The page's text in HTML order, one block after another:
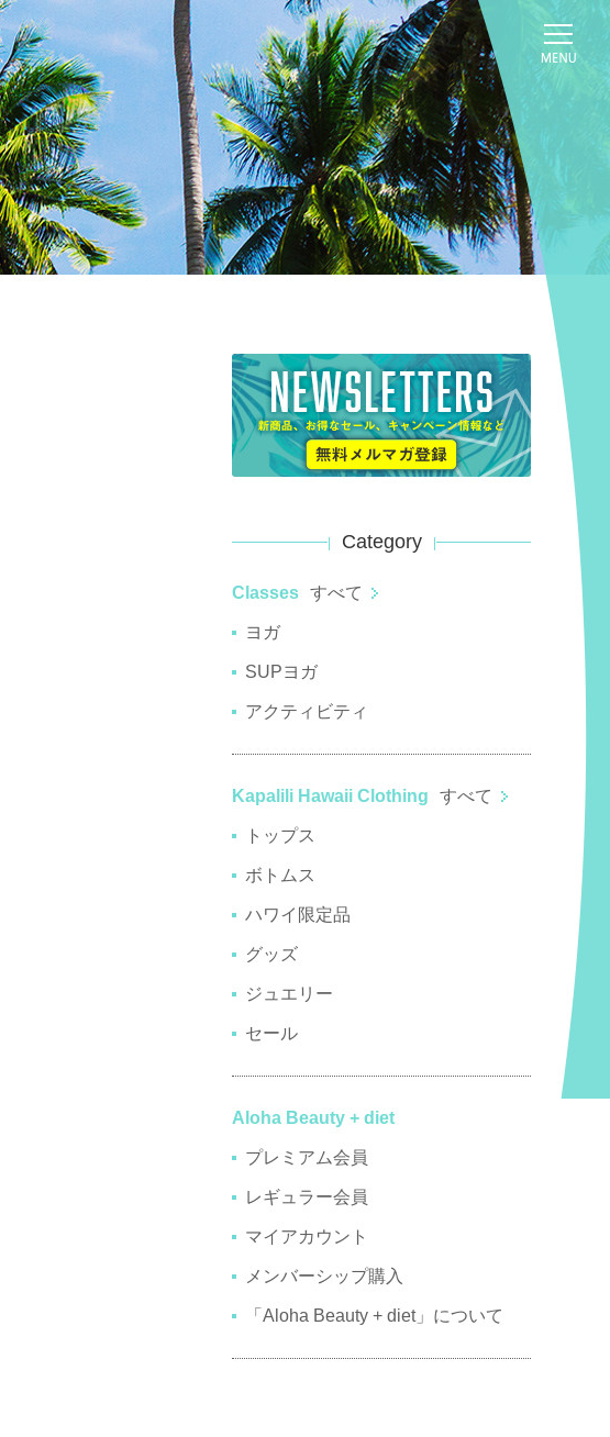
Category
Classes すべて
ヨガ
SUPヨガ
アクティビティ
Kapalili Hawaii Clothing すべて
トップス
ボトムス
ハワイ限定品
グッズ
ジュエリー
セール
Aloha Beauty + diet
プレミアム会員
レギュラー会員
マイアカウント
メンバーシップ購入
「Aloha Beauty + diet」について